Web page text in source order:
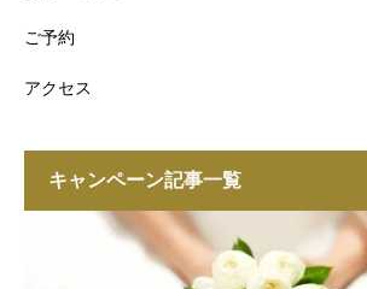
ご予約
アクセス
キャンペーン記事一覧